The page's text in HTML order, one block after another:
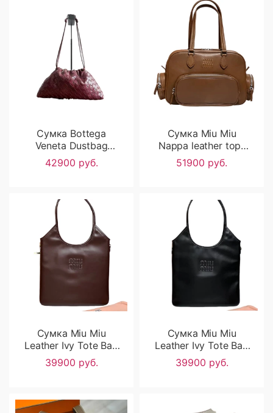
Сумка Bottega
Veneta Dustbag
RN1578
42900 руб.
Сумка Miu Miu
Nappa leather top-
handle bag RN1285
51900 руб.
Сумка Miu Miu
Leather Ivy Tote Bag
RN1284
39900 руб.
Сумка Miu Miu
Leather Ivy Tote Bag
RN1283
39900 руб.